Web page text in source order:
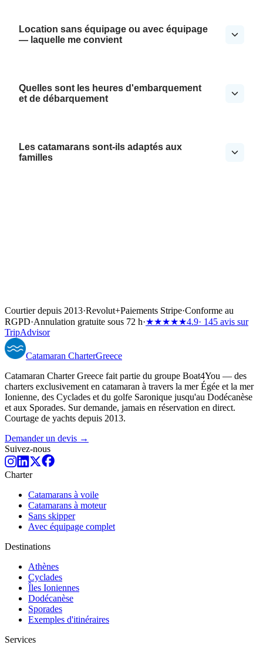
Location sans équipage ou avec équipage
— laquelle me convient
Quelles sont les heures d'embarquement
et de débarquement
Les catamarans sont-ils adaptés aux
familles
Courtier depuis 2013·Revolut+Paiements Stripe·Conforme au
RGPD·Annulation gratuite sous 72 h·★★★★★4.9· 145 avis sur
TripAdvisor
Catamaran CharterGreece
Catamaran Charter Greece fait partie du groupe Boat4You — des
charters exclusivement en catamaran à travers la mer Égée et la mer
Ionienne, des Cyclades et du golfe Saronique jusqu'au Dodécanèse
et aux Sporades. Sur demande, jamais en réservation en direct.
Courtage de yachts depuis 2013.
Demander un devis →
Suivez-nous
Charter
Catamarans à voile
Catamarans à moteur
Sans skipper
Avec équipage complet
Destinations
Athènes
Cyclades
Îles Ioniennes
Dodécanèse
Sporades
Exemples d'itinéraires
Services